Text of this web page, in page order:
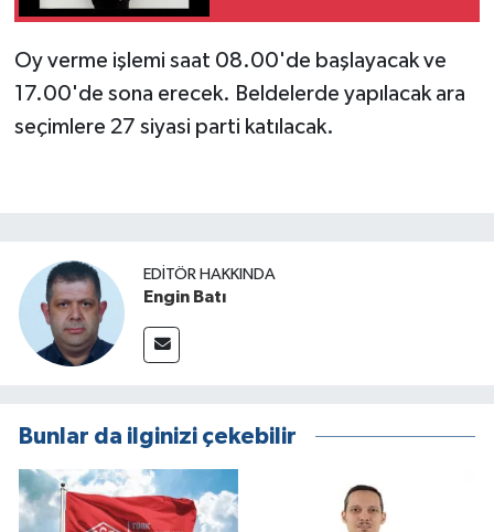
Oy verme işlemi saat 08.00'de başlayacak ve
17.00'de sona erecek. Beldelerde yapılacak ara
seçimlere 27 siyasi parti katılacak.
EDITÖR HAKKINDA
Engin Batı
Bunlar da ilginizi çekebilir